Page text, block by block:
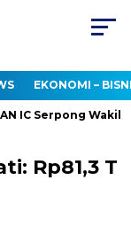
EKONOMI –
IC Serpong Wakili
Rp81,3 T